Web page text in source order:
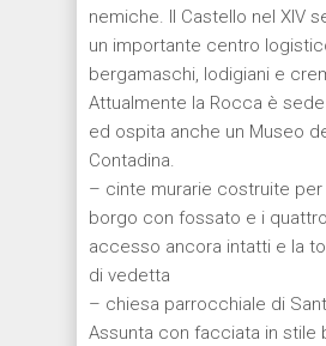
nemiche. Il Castello nel XIV
un importante centro
bergamaschi, lodigiani e
Attualmente la Rocca è
ed ospita anche un Museo
Contadina.
– cinte murarie costruite per
borgo con fossato e i
accesso ancora intatti e la
di vedetta
– chiesa parrocchiale di
Assunta con facciata in stile